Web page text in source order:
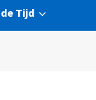
Tijd